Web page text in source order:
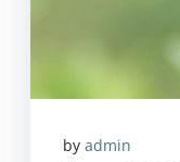
by admin